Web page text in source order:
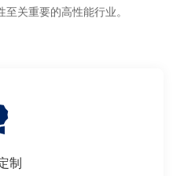
关重要的高性能行业。
制